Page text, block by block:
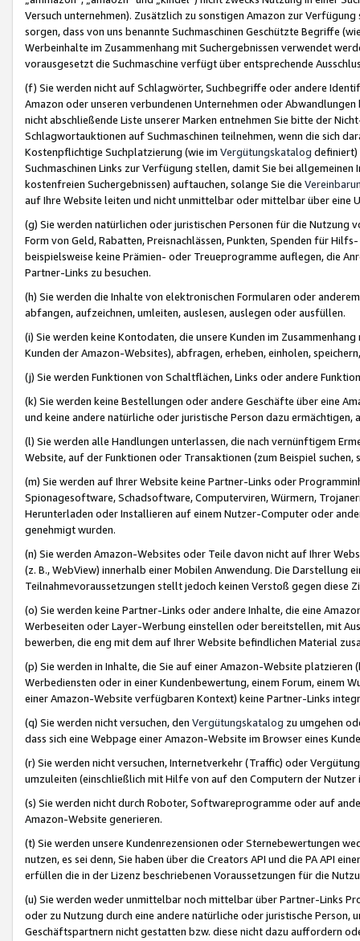
Versuch unternehmen). Zusätzlich zu sonstigen Amazon zur
sorgen, dass von uns benannte Suchmaschinen Geschützte Begriffe
Werbeinhalte im Zusammenhang mit Suchergebnissen verwendet
vorausgesetzt die Suchmaschine verfügt über entsprechende
(f) Sie werden nicht auf Schlagwörter, Suchbegriffe oder andere
Amazon oder unseren verbundenen Unternehmen oder
nicht abschließende Liste unserer Marken entnehmen Sie bitte der
Schlagwortauktionen auf Suchmaschinen teilnehmen, wenn die sich
Kostenpflichtige Suchplatzierung (wie im Vergütungskatalog definiert)
Suchmaschinen Links zur Verfügung stellen, damit Sie bei
kostenfreien Suchergebnissen) auftauchen, solange Sie die
auf Ihre Website leiten und nicht unmittelbar oder mittelbar über eine
(g) Sie werden natürlichen oder juristischen Personen für die Nutzung
Form von Geld, Rabatten, Preisnachlässen, Punkten, Spenden für
beispielsweise keine Prämien- oder Treueprogramme auflegen, die
Partner-Links zu besuchen.
(h) Sie werden die Inhalte von elektronischen Formularen oder
abfangen, aufzeichnen, umleiten, auslesen, auslegen oder ausfüllen.
(i) Sie werden keine Kontodaten, die unsere Kunden im
Kunden der Amazon-Websites), abfragen, erheben, einholen,
(j) Sie werden Funktionen von Schaltflächen, Links oder andere
(k) Sie werden keine Bestellungen oder andere Geschäfte über eine
und keine andere natürliche oder juristische Person dazu
(l) Sie werden alle Handlungen unterlassen, die nach vernünftigem
Website, auf der Funktionen oder Transaktionen (zum Beispiel
(m) Sie werden auf Ihrer Website keine Partner-Links oder
Spionagesoftware, Schadsoftware, Computerviren, Würmern,
Herunterladen oder Installieren auf einem Nutzer-Computer oder
genehmigt wurden.
(n) Sie werden Amazon-Websites oder Teile davon nicht auf Ihrer
(z. B., WebView) innerhalb einer Mobilen Anwendung. Die Darstellung
Teilnahmevoraussetzungen stellt jedoch keinen Verstoß gegen diese
(o) Sie werden keine Partner-Links oder andere Inhalte, die eine
Werbeseiten oder Layer-Werbung einstellen oder bereitstellen, mit
bewerben, die eng mit dem auf Ihrer Website befindlichen Material
(p) Sie werden in Inhalte, die Sie auf einer Amazon-Website
Werbediensten oder in einer Kundenbewertung, einem Forum, einem
einer Amazon-Website verfügbaren Kontext) keine Partner-Links
(q) Sie werden nicht versuchen, den Vergütungskatalog zu umgehen
dass sich eine Webpage einer Amazon-Website im Browser eines
(r) Sie werden nicht versuchen, Internetverkehr (Traffic) oder
umzuleiten (einschließlich mit Hilfe von auf den Computern der
(s) Sie werden nicht durch Roboter, Softwareprogramme oder auf
Amazon-Website generieren.
(t) Sie werden unsere Kundenrezensionen oder Sternebewertungen
nutzen, es sei denn, Sie haben über die Creators API und die PA API
erfüllen die in der Lizenz beschriebenen Voraussetzungen für die
(u) Sie werden weder unmittelbar noch mittelbar über Partner-Links
oder zu Nutzung durch eine andere natürliche oder juristische
Geschäftspartnern nicht gestatten bzw. diese nicht dazu auffordern